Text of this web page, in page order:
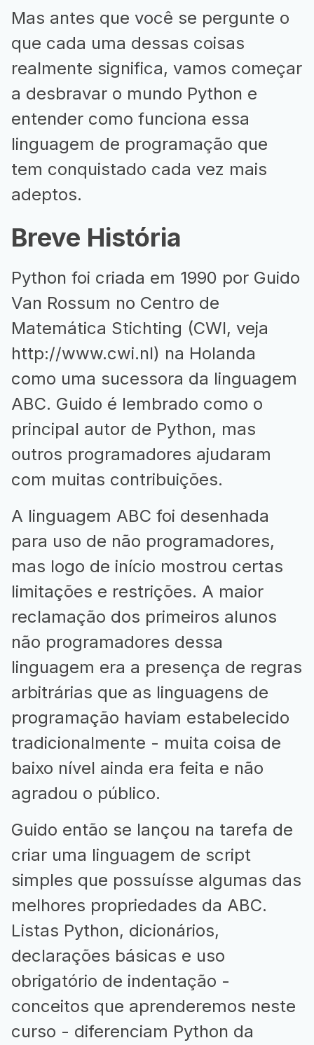
Mas antes que você se pergunte o
que cada uma dessas coisas
realmente significa, vamos começar
a desbravar o mundo Python e
entender como funciona essa
linguagem de programação que
tem conquistado cada vez mais
adeptos.
Breve História
Python foi criada em 1990 por Guido
Van Rossum no Centro de
Matemática Stichting (CWI, veja
http://www.cwi.nl) na Holanda
como uma sucessora da linguagem
ABC. Guido é lembrado como o
principal autor de Python, mas
outros programadores ajudaram
com muitas contribuições.
A linguagem ABC foi desenhada
para uso de não programadores,
mas logo de início mostrou certas
limitações e restrições. A maior
reclamação dos primeiros alunos
não programadores dessa
linguagem era a presença de regras
arbitrárias que as linguagens de
programação haviam estabelecido
tradicionalmente - muita coisa de
baixo nível ainda era feita e não
agradou o público.
Guido então se lançou na tarefa de
criar uma linguagem de script
simples que possuísse algumas das
melhores propriedades da ABC.
Listas Python, dicionários,
declarações básicas e uso
obrigatório de indentação -
conceitos que aprenderemos neste
curso - diferenciam Python da